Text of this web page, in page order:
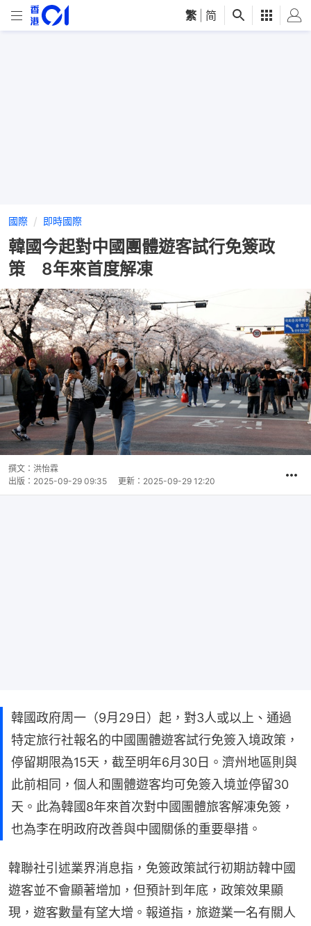
繁 简
國際 即時國際
韓國今起對中國團體遊客試行免簽政
策 8年來首度解凍
撰文： 洪怡霖
出版： 2025-09-29 09:35 更新： 2025-09-29 12:20
韓國政府周一（9月29日）起，對3人或以上、通過
特定旅行社報名的中國團體遊客試行免簽入境政策，
停留期限為15天，截至明年6月30日。濟州地區則與
此前相同，個人和團體遊客均可免簽入境並停留30
天。此為韓國8年來首次對中國團體旅客解凍免簽，
也為李在明政府改善與中國關係的重要舉措。
韓聯社引述業界消息指，免簽政策試行初期訪韓中國
遊客並不會顯著增加，但預計到年底，政策效果顯
現，遊客數量有望大增。報道指，旅遊業一名有關人